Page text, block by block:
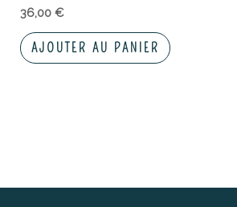
36,00€
AJOUTER AU PANIER